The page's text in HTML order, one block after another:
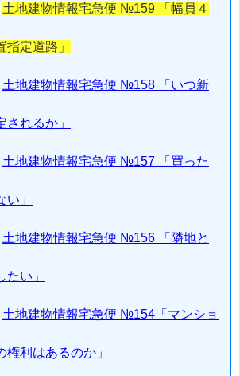
土地建物情報宅急便 №159 「幅員４
指定道路」
土地建物情報宅急便 №158 「いつ新
れるか」
土地建物情報宅急便 №157 「買った
」
土地建物情報宅急便 №156 「隣地と
い」
土地建物情報宅急便 №154「マンショ
権利はあるのか」